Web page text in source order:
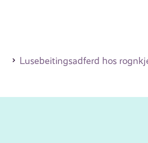
Lusebeitingsadferd hos